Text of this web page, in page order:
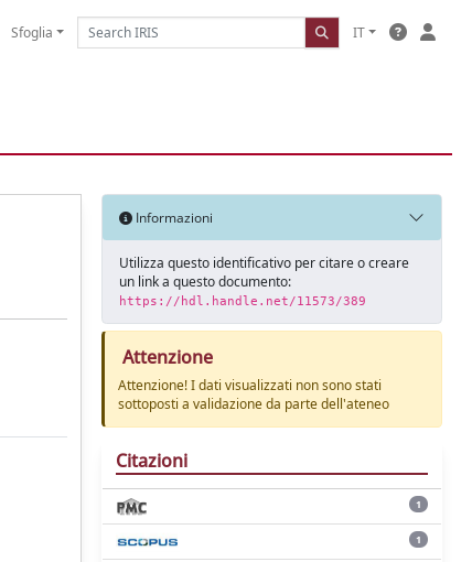
Sfoglia IT
Informazioni
Utilizza questo identificativo per citare o creare
un link a questo documento:
https://hdl.handle.net/11573/389
Attenzione
Attenzione! I dati visualizzati non sono stati
sottoposti a validazione da parte dell'ateneo
Citazioni
1
1